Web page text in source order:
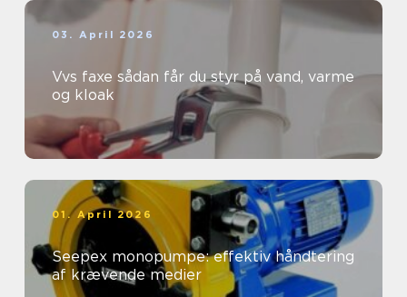
03. April 2026
Vvs faxe sådan får du styr på vand, varme
og kloak
01. April 2026
Seepex monopumpe: effektiv håndtering
af krævende medier